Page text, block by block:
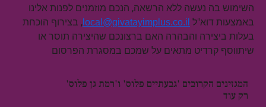
השימוש בה נעשה ללא הרשאה, הנכם מוזמנים לפנות אלינו
באמצעות דוא"ל local@givatayimplus.co.il , בצירוף הוכחת
בעלות ביצירה והבהרה האם ברצונכם שהיצירה תוסר או
שיתווסף קרדיט מתאים על שמכם במסגרת הפרסום
המגזינים הקרובים 'גבעתיים פלוס' ו'רמת גן פלוס'
רק עוד